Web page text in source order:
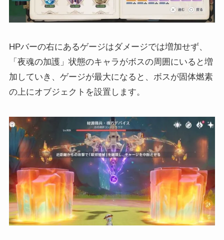
HPバーの右にあるゲージはダメージでは増加せず、
「夜魂の加護」状態のキャラがボスの周囲にいると増
加していき、ゲージが最大になると、ボスが固体燃素
の上にオブジェクトを設置します。